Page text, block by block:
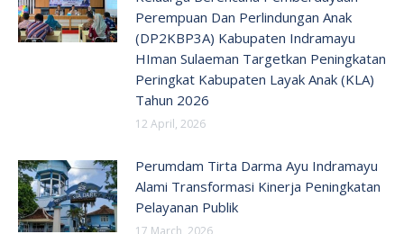
Perempuan Dan Perlindungan Anak
(DP2KBP3A) Kabupaten Indramayu
HIman Sulaeman Targetkan Peningkatan
Peringkat Kabupaten Layak Anak (KLA)
Tahun 2026
12 April, 2026
Perumdam Tirta Darma Ayu Indramayu
Alami Transformasi Kinerja Peningkatan
Pelayanan Publik
17 March, 2026